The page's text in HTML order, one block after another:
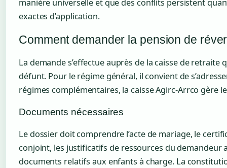
manière universelle et que des conflits persistent
exactes d’application.
Comment demander la pension de
La demande s’effectue auprès de la caisse de retraite
défunt. Pour le régime général, il convient de
régimes complémentaires, la caisse Agirc-Arrco gère
Documents nécessaires
Le dossier doit comprendre l’acte de mariage, le
conjoint, les justificatifs de ressources du demandeur
documents relatifs aux enfants à charge. La